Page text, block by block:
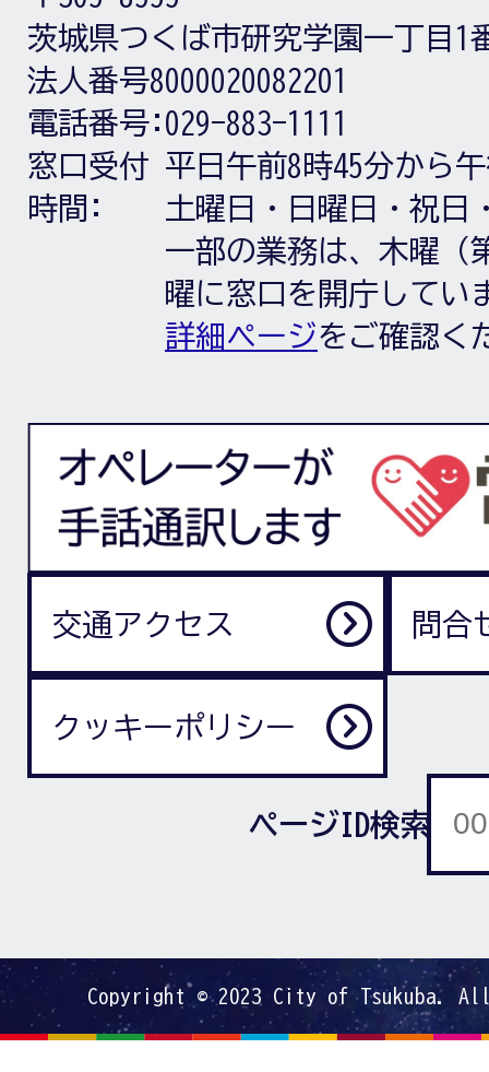
茨城県つくば市研究学園一丁目1
法人番号8000020082201
電話番号: 029-883-1111
窓口受付
時間:
平日午前8時45分から
土曜日・日曜日・祝日
一部の業務は、木曜（
曜に窓口を開庁してい
詳細ページをご確認く
交通アクセス 問合
クッキーポリシー
ページID検索
Copyright © 2023 City of Tsukuba.